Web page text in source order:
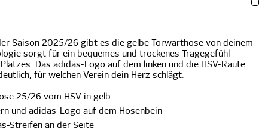
Saison 2025/26 gibt es die gelbe Torwarthose von deinem
sorgt für ein bequemes und trockenes Tragegefühl –
Das adidas-Logo auf dem linken und die HSV-Raute
für welchen Verein dein Herz schlägt.
25/26 vom HSV in gelb
und adidas-Logo auf dem Hosenbein
Streifen an der Seite